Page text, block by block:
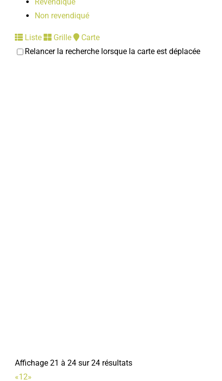
Non revendiqué
Liste Grille
Carte
Relancer la recherche lorsque la carte est déplacée
Affichage 21 à 24 sur 24 résultats
«12»